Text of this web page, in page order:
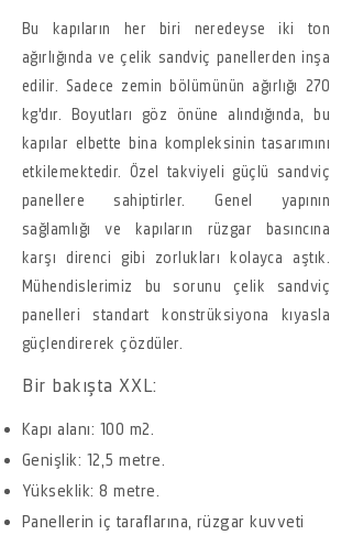
Bu kapıların her biri neredeyse iki ton
ağırlığında ve çelik sandviç panellerden inşa
edilir. Sadece zemin bölümünün ağırlığı 270
kg'dır. Boyutları göz önüne alındığında, bu
kapılar elbette bina kompleksinin tasarımını
etkilemektedir. Özel takviyeli güçlü sandviç
panellere sahiptirler. Genel yapının
sağlamlığı ve kapıların rüzgar basıncına
karşı direnci gibi zorlukları kolayca aştık.
Mühendislerimiz bu sorunu çelik sandviç
panelleri standart konstrüksiyona kıyasla
güçlendirerek çözdüler.
Bir bakışta XXL:
Kapı alanı: 100 m2.
Genişlik: 12,5 metre.
Yükseklik: 8 metre.
Panellerin iç taraflarına, rüzgar kuvveti